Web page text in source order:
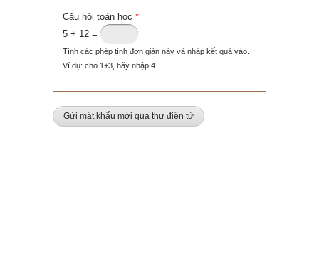
Câu hỏi toán học *
5 + 12 =
Tính các phép tính đơn giản này và nhập kết quả vào.
Ví dụ: cho 1+3, hãy nhập 4.